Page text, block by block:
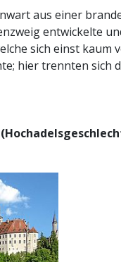
aus einer
entwickelte
sich einst
hier trennten